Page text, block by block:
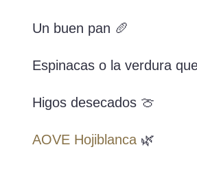
Un buen pan 🥖
Espinacas o la verdura
Higos desecados 🍈
AOVE Hojiblanca🌿